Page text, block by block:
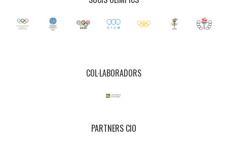
COL·LABORADORS
PARTNERS CIO